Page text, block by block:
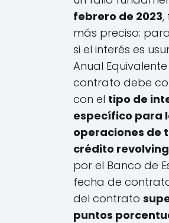
febrero de 2023,
más preciso:
si el interés es
Anual
contrato debe
con el tipo de
específico para
operaciones de
crédito revolving
por el Banco de
fecha de
del contrato
puntos